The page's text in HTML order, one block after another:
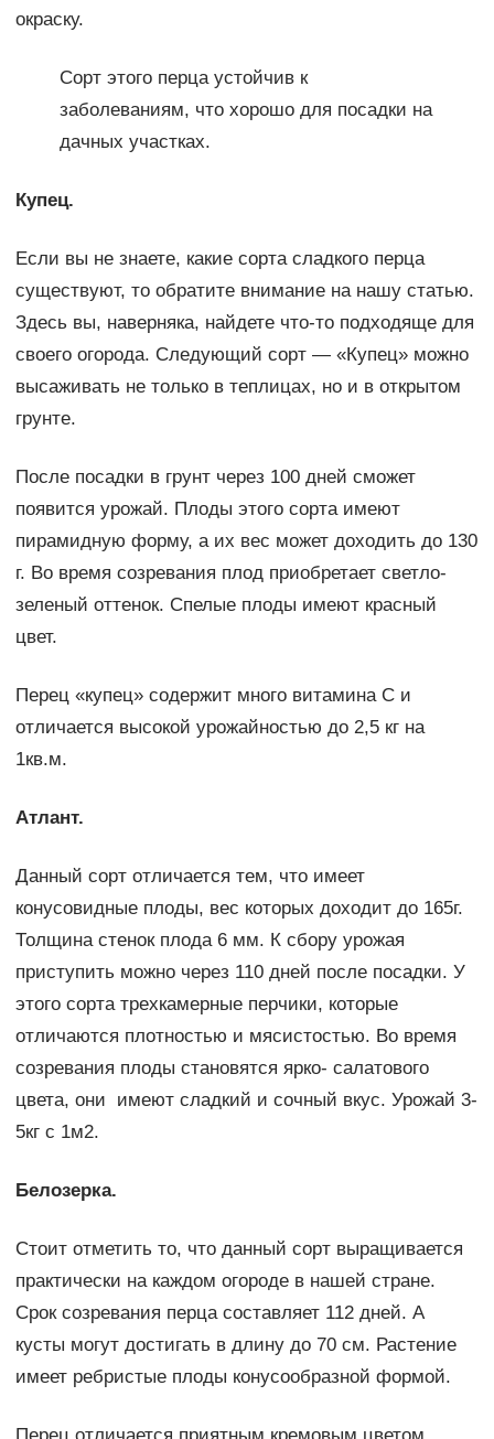
окраску.
Сорт этого перца устойчив к
заболеваниям, что хорошо для посадки на
дачных участках.
Купец.
Если вы не знаете, какие сорта сладкого перца
существуют, то обратите внимание на нашу статью.
Здесь вы, наверняка, найдете что-то подходяще для
своего огорода. Следующий сорт — «Купец» можно
высаживать не только в теплицах, но и в открытом
грунте.
После посадки в грунт через 100 дней сможет
появится урожай. Плоды этого сорта имеют
пирамидную форму, а их вес может доходить до 130
г. Во время созревания плод приобретает светло-
зеленый оттенок. Спелые плоды имеют красный
цвет.
Перец «купец» содержит много витамина С и
отличается высокой урожайностью до 2,5 кг на
1кв.м.
Атлант.
Данный сорт отличается тем, что имеет
конусовидные плоды, вес которых доходит до 165г.
Толщина стенок плода 6 мм. К сбору урожая
приступить можно через 110 дней после посадки. У
этого сорта трехкамерные перчики, которые
отличаются плотностью и мясистостью. Во время
созревания плоды становятся ярко- салатового
цвета, они имеют сладкий и сочный вкус. Урожай 3-
5кг с 1м2.
Белозерка.
Стоит отметить то, что данный сорт выращивается
практически на каждом огороде в нашей стране.
Срок созревания перца составляет 112 дней. А
кусты могут достигать в длину до 70 см. Растение
имеет ребристые плоды конусообразной формой.